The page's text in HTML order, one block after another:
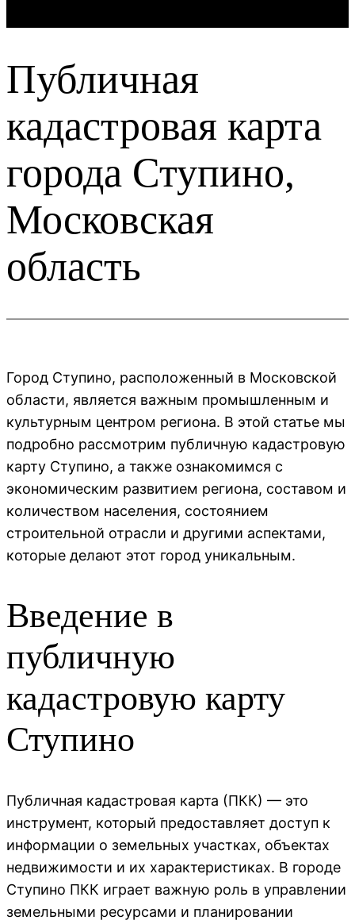
Публичная
кадастровая карта
города Ступино,
Московская
область
Город Ступино, расположенный в Московской
области, является важным промышленным и
культурным центром региона. В этой статье мы
подробно рассмотрим публичную кадастровую
карту Ступино, а также ознакомимся с
экономическим развитием региона, составом и
количеством населения, состоянием
строительной отрасли и другими аспектами,
которые делают этот город уникальным.
Введение в
публичную
кадастровую карту
Ступино
Публичная кадастровая карта (ПКК) — это
инструмент, который предоставляет доступ к
информации о земельных участках, объектах
недвижимости и их характеристиках. В городе
Ступино ПКК играет важную роль в управлении
земельными ресурсами и планировании